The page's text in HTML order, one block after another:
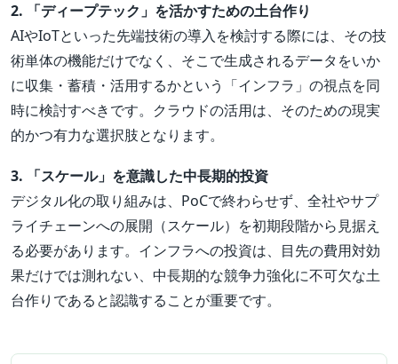
2. 「ディープテック」を活かすための土台作り
AIやIoTといった先端技術の導入を検討する際には、その技
術単体の機能だけでなく、そこで生成されるデータをいか
に収集・蓄積・活用するかという「インフラ」の視点を同
時に検討すべきです。クラウドの活用は、そのための現実
的かつ有力な選択肢となります。
3. 「スケール」を意識した中長期的投資
デジタル化の取り組みは、PoCで終わらせず、全社やサプ
ライチェーンへの展開（スケール）を初期段階から見据え
る必要があります。インフラへの投資は、目先の費用対効
果だけでは測れない、中長期的な競争力強化に不可欠な土
台作りであると認識することが重要です。